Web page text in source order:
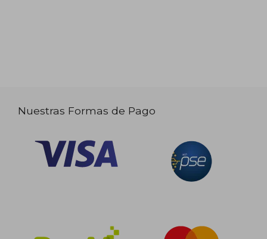
Nuestras Formas de Pago